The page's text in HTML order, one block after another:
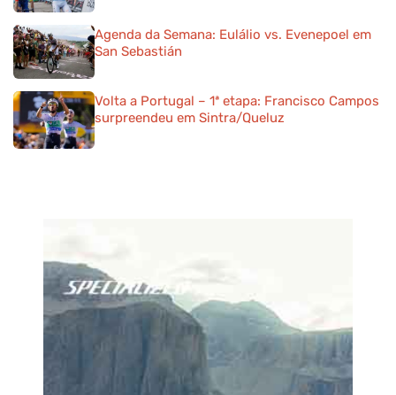
Agenda da Semana: Eulálio vs. Evenepoel em
San Sebastián
Volta a Portugal – 1ª etapa: Francisco Campos
surpreendeu em Sintra/Queluz